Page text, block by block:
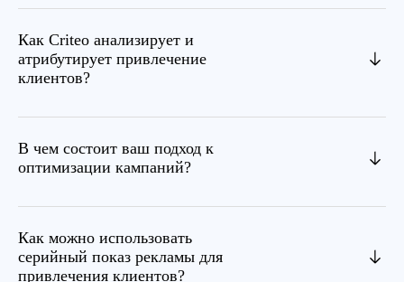
Как Criteo анализирует и
атрибутирует привлечение
клиентов?
В чем состоит ваш подход к
оптимизации кампаний?
Как можно использовать
серийный показ рекламы для
привлечения клиентов?